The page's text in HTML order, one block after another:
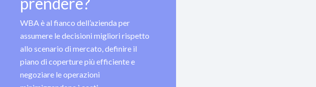
WBA è al fianco dell’azienda per
assumere le decisioni migliori rispetto
allo scenario di mercato, definire il
piano di coperture più efficiente e
negoziare le operazioni